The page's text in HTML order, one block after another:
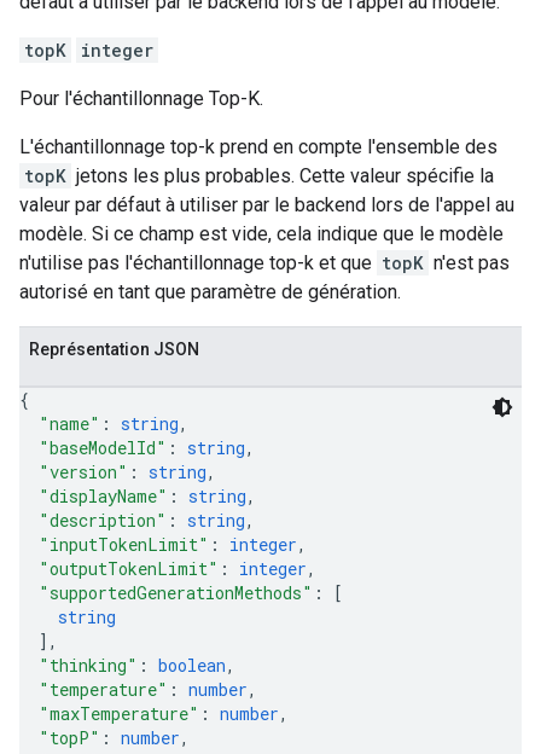
topK integer
Pour l'échantillonnage Top-K.
L'échantillonnage top-k prend en compte l'ensemble des
topK jetons les plus probables. Cette valeur spécifie la
valeur par défaut à utiliser par le backend lors de l'appel au
modèle. Si ce champ est vide, cela indique que le modèle
n'utilise pas l'échantillonnage top-k et que topK n'est pas
autorisé en tant que paramètre de génération.
Représentation JSON
{
"name" : string,
"baseModelId" : string,
"version" : string,
"displayName" : string,
"description" : string,
"inputTokenLimit" : integer,
"outputTokenLimit" : integer,
"supportedGenerationMethods" :
[
string
] ,
"thinking" : boolean,
"temperature" : number,
"maxTemperature" : number,
"topP" : number,